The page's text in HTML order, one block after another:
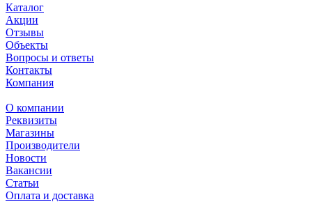
Каталог
Акции
Отзывы
Объекты
Вопросы и ответы
Контакты
Компания
О компании
Реквизиты
Магазины
Производители
Новости
Вакансии
Статьи
Оплата и доставка